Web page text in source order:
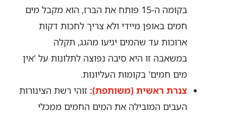
בקומה ה-15 פותח את הברז, הוא מקבל מים
חמים באופן מיידי ולא צריך לחכות דקות
ארוכות עד שהמים יגיעו מהגג, תקלה
במשאבה זו היא סיבה נפוצה לתלונות על 'אין
מים חמים' בקומות העליונות.
צנרת ראשית (משותפת): זוהי רשת הצינורות
העבים המובילה את המים החמים ממכלי